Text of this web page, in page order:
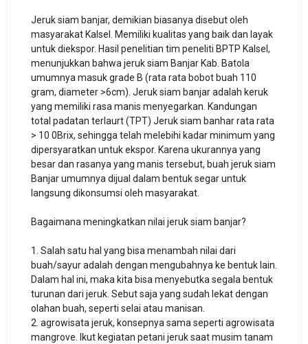
Jeruk siam banjar, demikian biasanya disebut oleh
masyarakat Kalsel. Memiliki kualitas yang baik dan layak
untuk diekspor. Hasil penelitian tim peneliti BPTP Kalsel,
menunjukkan bahwa jeruk siam Banjar Kab. Batola
umumnya masuk grade B (rata rata bobot buah 110
gram, diameter >6cm). Jeruk siam banjar adalah keruk
yang memiliki rasa manis menyegarkan. Kandungan
total padatan terlaurt (TPT) Jeruk siam banhar rata rata
> 10 0Brix, sehingga telah melebihi kadar minimum yang
dipersyaratkan untuk ekspor. Karena ukurannya yang
besar dan rasanya yang manis tersebut, buah jeruk siam
Banjar umumnya dijual dalam bentuk segar untuk
langsung dikonsumsi oleh masyarakat.
Bagaimana meningkatkan nilai jeruk siam banjar?
1. Salah satu hal yang bisa menambah nilai dari
buah/sayur adalah dengan mengubahnya ke bentuk lain.
Dalam hal ini, maka kita bisa menyebutka segala bentuk
turunan dari jeruk. Sebut saja yang sudah lekat dengan
olahan buah, seperti selai atau manisan.
2. agrowisata jeruk, konsepnya sama seperti agrowisata
mangrove. Ikut kegiatan petani jeruk saat musim tanam